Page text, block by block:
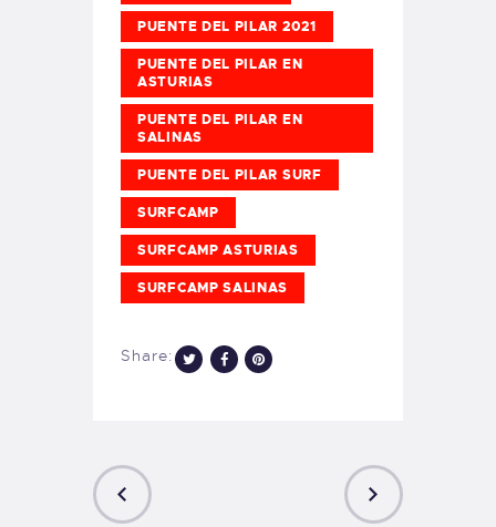
PUENTE DEL PILAR 2021
PUENTE DEL PILAR EN
ASTURIAS
PUENTE DEL PILAR EN
SALINAS
PUENTE DEL PILAR SURF
SURFCAMP
SURFCAMP ASTURIAS
SURFCAMP SALINAS
Share: